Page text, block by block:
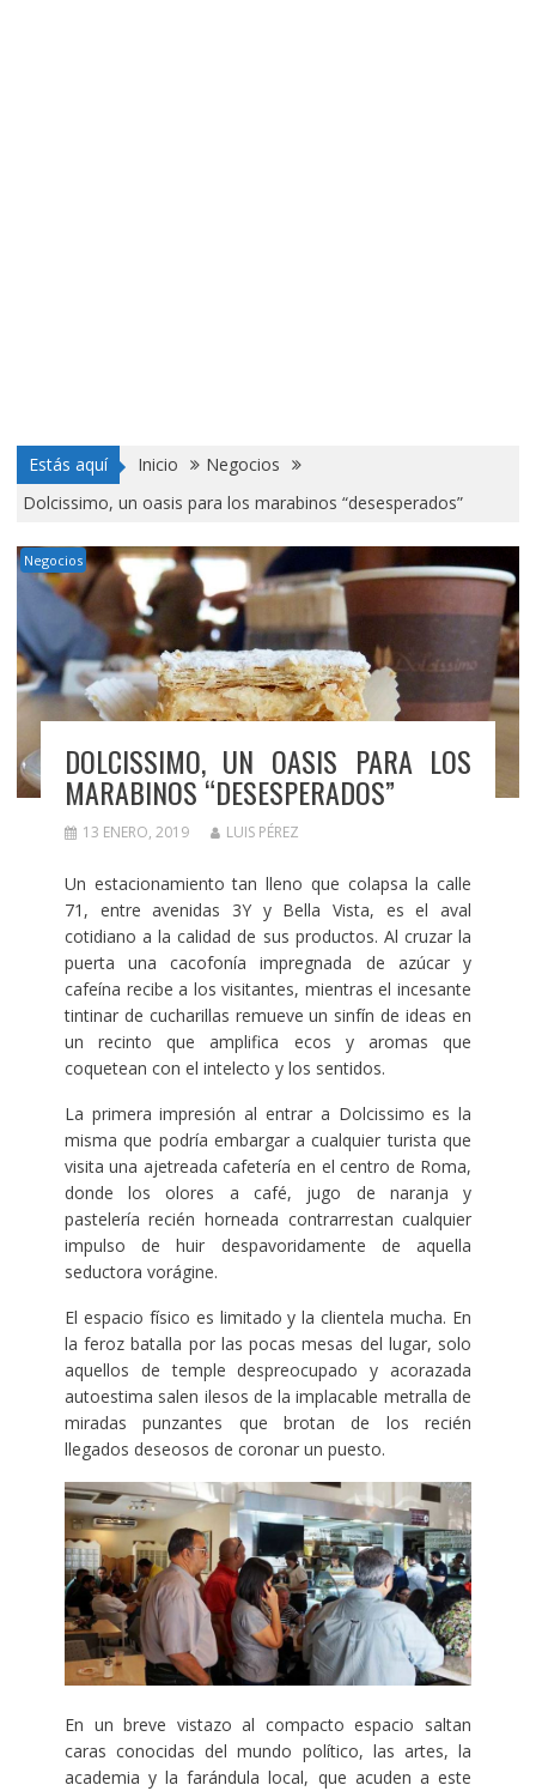
Estás aquí Inicio
Negocios
Dolcissimo, un oasis para los marabinos “desesperados”
Negocios
DOLCISSIMO, UN OASIS PARA LOS
MARABINOS “DESESPERADOS”
13 ENERO, 2019 LUIS PÉREZ
Un estacionamiento tan lleno que colapsa la calle
71, entre avenidas 3Y y Bella Vista, es el aval
cotidiano a la calidad de sus productos. Al cruzar la
puerta una cacofonía impregnada de azúcar y
cafeína recibe a los visitantes, mientras el incesante
tintinar de cucharillas remueve un sinfín de ideas en
un recinto que amplifica ecos y aromas que
coquetean con el intelecto y los sentidos.
La primera impresión al entrar a Dolcissimo es la
misma que podría embargar a cualquier turista que
visita una ajetreada cafetería en el centro de Roma,
donde los olores a café, jugo de naranja y
pastelería recién horneada contrarrestan cualquier
impulso de huir despavoridamente de aquella
seductora vorágine.
El espacio físico es limitado y la clientela mucha. En
la feroz batalla por las pocas mesas del lugar, solo
aquellos de temple despreocupado y acorazada
autoestima salen ilesos de la implacable metralla de
miradas punzantes que brotan de los recién
llegados deseosos de coronar un puesto.
En un breve vistazo al compacto espacio saltan
caras conocidas del mundo político, las artes, la
academia y la farándula local, que acuden a este